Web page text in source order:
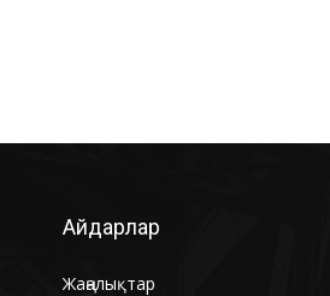
Айдарлар
Жаңалықтар